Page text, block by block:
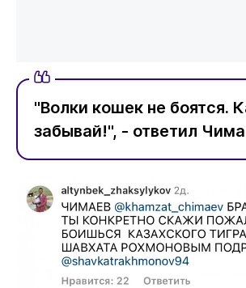
"Волки кошек не боятся.
забывай!", - ответил